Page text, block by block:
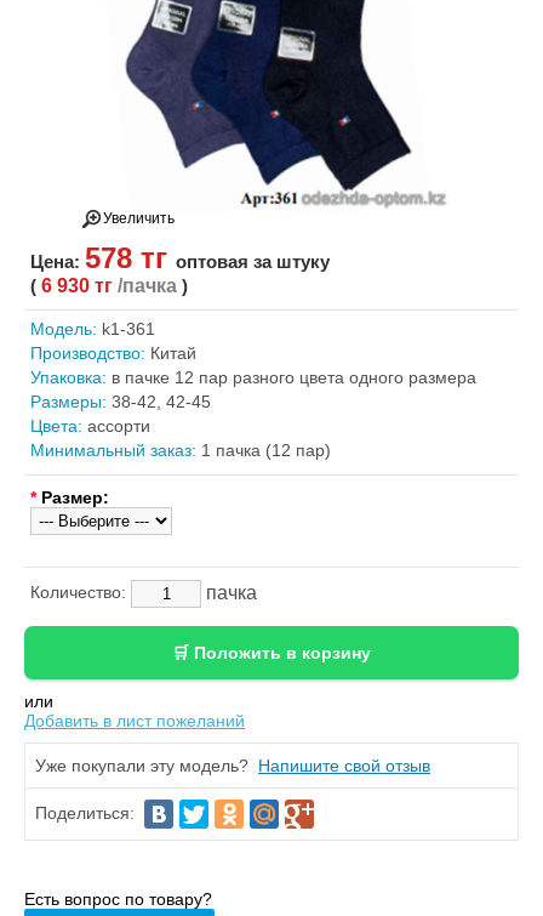
Увеличить
Цена: 578 тг оптовая за штуку
( 6 930 тг /пачка )
Модель: k1-361
Производство: Китай
Упаковка: в пачке 12 пар разного цвета одного размера
Размеры: 38-42, 42-45
Цвета: ассорти
Минимальный заказ: 1 пачка (12 пар)
* Размер:
Количество: пачка
или
Добавить в лист пожеланий
Уже покупали эту модель? Напишите свой отзыв
Поделиться:
Есть вопрос по товару?